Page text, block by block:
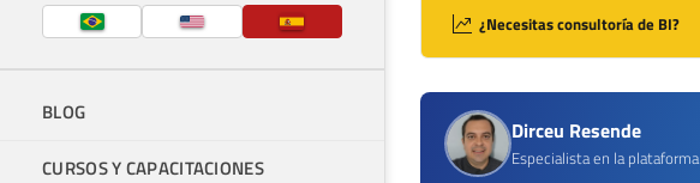
BLOG
CURSOS Y CAPACITACIONES
¿Necesitas consultoría de BI?
Dirceu Resende
Especialista en la